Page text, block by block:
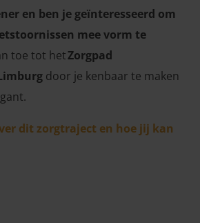
en ben je geïnteresseerd om
mee vorm te
toe tot hetZorgpad
door je kenbaar te maken
dit zorgtraject en hoe jij kan